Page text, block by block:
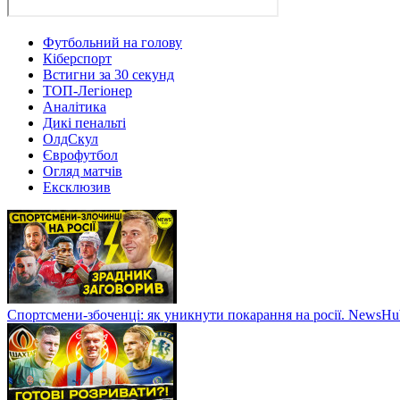
Футбольний на голову
Кіберспорт
Встигни за 30 секунд
ТОП-Легіонер
Аналітика
Дикі пенальті
ОлдСкул
Єврофутбол
Огляд матчів
Ексклюзив
Спортсмени-збоченці: як уникнути покарання на росії.